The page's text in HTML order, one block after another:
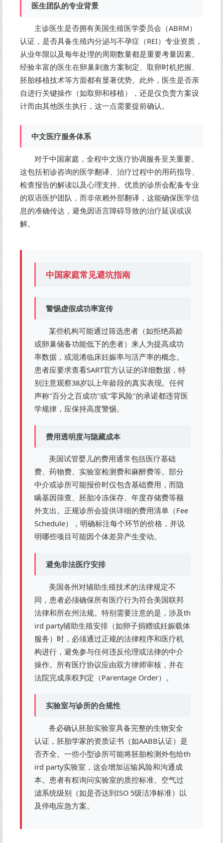
医生团队的专业背景
主诊医生是否拥有美国生殖医学委员会（ABRM）
认证，是否具备生殖内分泌与不孕症（REI）专业资质，
从业年限以及每年处理的周期数量都是重要考量因素。
经验丰富的医生在卵巢刺激方案制定、取卵时机把握、
胚胎移植技术等方面都有显著优势。此外，医生是否亲
自进行关键操作（如取卵和移植），还是仅负责方案设
计而由其他医生执行，这一点需要提前确认。
中文医疗服务体系
对于中国家庭，全程中文医疗协调服务至关重要。
这包括初诊咨询的医学翻译、治疗过程中的用药指导、
检查报告的解读以及心理支持。优质的诊所会配备专业
的双语医护团队，而非依赖外部翻译，这能确保医学信
息的准确传达，避免因语言障碍导致的治疗延误或误
解。
中国家庭常见避坑指南
警惕虚假成功率宣传
某些机构可能通过筛选患者（如拒绝高龄
或卵巢储备功能低下的患者）来人为提高成功
率数据，或混淆临床妊娠率与活产率的概念。
患者应要求查看SART官方认证的详细数据，特
别注意观察38岁以上年龄段的真实表现。任何
声称"百分之百成功"或"零风险"的承诺都违背医
学规律，应保持高度警惕。
费用透明度与隐藏成本
美国试管婴儿的费用通常包括医疗基础
费、药物费、实验室检测费和麻醉费等。部分
中介或诊所可能报价时仅包含基础费用，而隐
瞒基因筛查、胚胎冷冻保存、年度存储费等额
外支出。正规诊所会提供详细的费用清单（Fee
Schedule），明确标注每个环节的价格，并说
明哪些项目可能因个体差异产生变动。
避免非法医疗安排
美国各州对辅助生殖技术的法律规定不
同，患者必须确保所有医疗行为符合美国联邦
法律和所在州法规。特别需要注意的是，涉及th
ird party辅助生殖安排（如卵子捐赠或妊娠载体
服务）时，必须通过正规的法律程序和医疗机
构进行，避免参与任何违反伦理或法律的中介
操作。所有医疗协议应由双方律师审核，并在
法院完成亲权判定（Parentage Order）。
实验室与诊所的合规性
务必确认胚胎实验室具备完整的生物安全
认证，胚胎学家的资质证书（如AABB认证）是
否齐全。一些小型诊所可能将胚胎检测外包给th
ird party实验室，这会增加运输风险和沟通成
本。患者有权询问实验室的质控标准、空气过
滤系统级别（如是否达到ISO 5级洁净标准）以
及停电应急方案。